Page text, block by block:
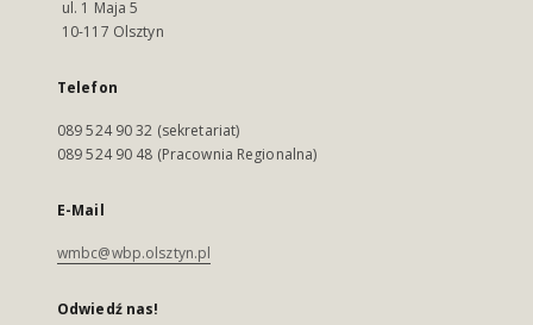
ul. 1 Maja 5
10-117 Olsztyn
Telefon
089 524 90 32 (sekretariat)
089 524 90 48 (Pracownia Regionalna)
E-Mail
wmbc@wbp.olsztyn.pl
Odwiedź nas!